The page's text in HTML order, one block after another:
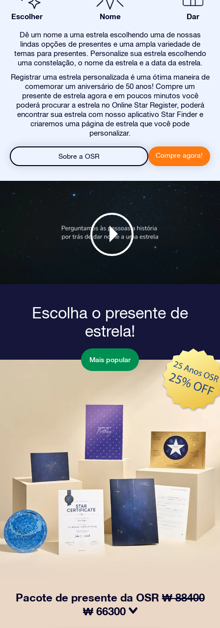
Escolher Nome Dar
Dê um nome a uma estrela escolhendo uma de nossas
lindas opções de presentes e uma ampla variedade de
temas para presentes. Personalize sua estrela escolhendo
uma constelação, o nome da estrela e a data da estrela.
Registrar uma estrela personalizada é uma ótima maneira de
comemorar um aniversário de 50 anos! Compre um
presente de estrela agora e em poucos minutos você
poderá procurar a estrela no Online Star Register, poderá
encontrar sua estrela com nosso aplicativo Star Finder e
criaremos uma página de estrela que você pode
personalizar.
Sobre a OSR Compre agora!
Escolha o presente de
estrela!
Mais popular
Pacote de presente da OSR₩ 88400
₩ 66300